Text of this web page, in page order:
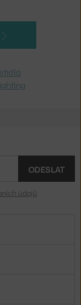
ODESLAT
údajů